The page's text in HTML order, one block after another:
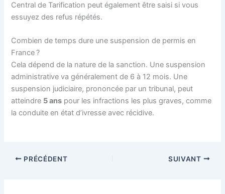
Central de Tarification peut également être saisi si vous
essuyez des refus répétés.
Combien de temps dure une suspension de permis en
France ?
Cela dépend de la nature de la sanction. Une suspension
administrative va généralement de 6 à 12 mois. Une
suspension judiciaire, prononcée par un tribunal, peut
atteindre 5 ans pour les infractions les plus graves, comme
la conduite en état d’ivresse avec récidive.
PRÉCÉDENT SUIVANT